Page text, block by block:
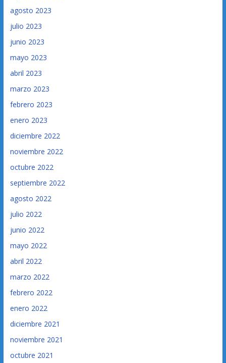
agosto 2023
julio 2023
junio 2023
mayo 2023
abril 2023
marzo 2023
febrero 2023
enero 2023
diciembre 2022
noviembre 2022
octubre 2022
septiembre 2022
agosto 2022
julio 2022
junio 2022
mayo 2022
abril 2022
marzo 2022
febrero 2022
enero 2022
diciembre 2021
noviembre 2021
octubre 2021